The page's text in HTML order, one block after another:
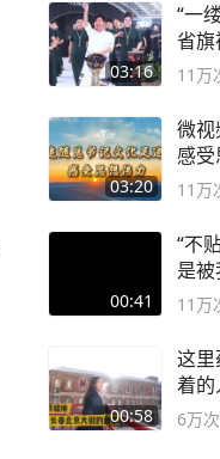
03:16
“一
省旗
二团
11万
03:20
微
感受
11万
00:41
“不
是
11万
00:58
这
着
6万